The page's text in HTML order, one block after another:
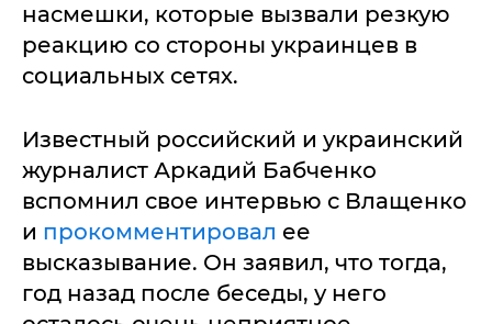
насмешки, которые вызвали резкую
реакцию со стороны украинцев в
социальных сетях.
Известный российский и украинский
журналист Аркадий Бабченко
вспомнил свое интервью с Влащенко
и прокомментировал ее
высказывание. Он заявил, что тогда,
год назад после беседы, у него